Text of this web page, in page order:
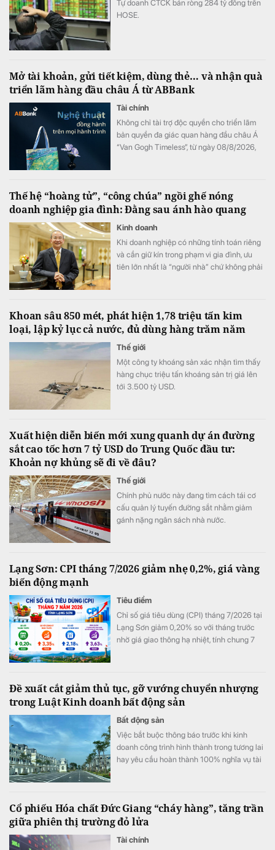
Tự doanh CTCK bán ròng 284 tỷ đồng trên
HOSE.
Mở tài khoản, gửi tiết kiệm, dùng thẻ… và nhận quà
triển lãm hàng đầu châu Á từ ABBank
Tài chính
Không chỉ tài trợ độc quyền cho triển lãm
bản quyền đa giác quan hàng đầu châu Á
“Van Gogh Timeless”, từ ngày 08/8/2026,
dự triển lãm và bộ quà tặng phiên bản giới
hạn phát triển từ tác phẩm bản quyền Van
dịch tại ABBank.
Thế hệ “hoàng tử”, “công chúa” ngồi ghế nóng
doanh nghiệp gia đình: Đằng sau ánh hào quang
Kinh doanh
Khi doanh nghiệp có những tính toán riêng
và cần giữ kín trong phạm vi gia đình, ưu
tiên lớn nhất là “người nhà” chứ không phải
Khoan sâu 850 mét, phát hiện 1,78 triệu tấn kim
loại, lập kỷ lục cả nước, đủ dùng hàng trăm năm
Thế giới
Một công ty khoáng sản xác nhận tìm thấy
hàng chục triệu tấn khoáng sản trị giá lên
tới 3.500 tỷ USD.
Xuất hiện diễn biến mới xung quanh dự án đường
sắt cao tốc hơn 7 tỷ USD do Trung Quốc đầu tư:
Khoản nợ khủng sẽ đi về đâu?
Thế giới
Chính phủ nước này đang tìm cách tái cơ
cấu quản lý tuyến đường sắt nhằm giảm
gánh nặng ngân sách nhà nước.
Lạng Sơn: CPI tháng 7/2026 giảm nhẹ 0,2%, giá vàng
biến động mạnh
Tiêu điểm
Chỉ số giá tiêu dùng (CPI) tháng 7/2026 tại
Lạng Sơn giảm 0,20% so với tháng trước
nhờ giá giao thông hạ nhiệt, tính chung 7
Đề xuất cắt giảm thủ tục, gỡ vướng chuyển nhượng
trong Luật Kinh doanh bất động sản
Bất động sản
Việc bắt buộc thông báo trước khi kinh
doanh công trình hình thành trong tương lai
hay yêu cầu hoàn thành 100% nghĩa vụ tài
trường đầu tư thông thoáng hơn.
Cổ phiếu Hóa chất Đức Giang “cháy hàng”, tăng trần
giữa phiên thị trường đỏ lửa
Tài chính